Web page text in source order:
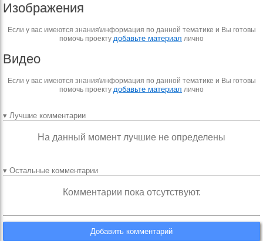
Изображения
Если у вас имеются знания\информация по данной тематике и Вы готовы
помочь проекту добавьте материал лично
Видео
Если у вас имеются знания\информация по данной тематике и Вы готовы
помочь проекту добавьте материал лично
▾ Лучшие комментарии
На данный момент лучшие не определены
▾ Остальные комментарии
Комментарии пока отсутствуют.
Добавить комментарий